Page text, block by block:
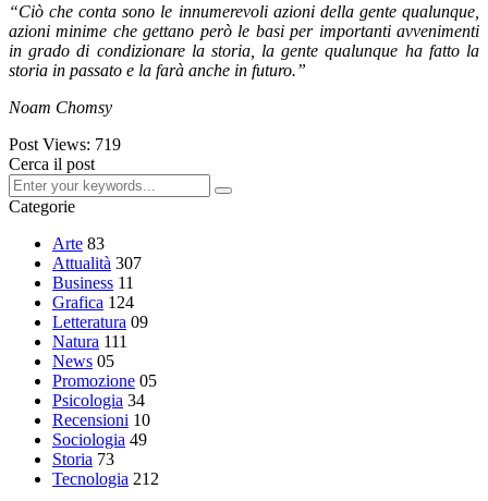
“Ciò che conta sono le innumerevoli azioni della gente qualunque,
azioni minime che gettano però le basi per importanti avvenimenti
in grado di condizionare la storia, la gente qualunque ha fatto la
storia in passato e la farà anche in futuro.”
Noam Chomsy
Post Views: 719
Cerca il post
Categorie
Arte 83
Attualità 307
Business 11
Grafica 124
Letteratura 09
Natura 111
News 05
Promozione 05
Psicologia 34
Recensioni 10
Sociologia 49
Storia 73
Tecnologia 212